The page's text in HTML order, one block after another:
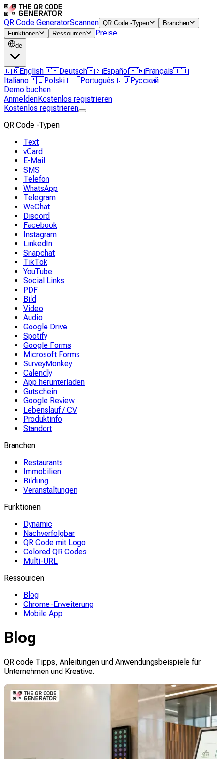
QR Code GeneratorScannen QR Code -Typen
Branchen
Funktionen
Ressourcen Preise
de
🇬🇧English🇩🇪Deutsch🇪🇸Español 🇫🇷Français🇮🇹
Italiano🇵🇱Polski🇵🇹Português🇷🇺Русский
Demo buchen
AnmeldenKostenlos registrieren
Kostenlos registrieren
QR Code -Typen
Text
vCard
E-Mail
SMS
Telefon
WhatsApp
Telegram
WeChat
Discord
Facebook
Instagram
LinkedIn
Snapchat
TikTok
YouTube
Social Links
PDF
Bild
Video
Audio
Google Drive
Spotify
Google Forms
Microsoft Forms
SurveyMonkey
Calendly
App herunterladen
Gutschein
Google Review
Lebenslauf / CV
Produktinfo
Standort
Branchen
Restaurants
Immobilien
Bildung
Veranstaltungen
Funktionen
Dynamic
Nachverfolgbar
QR Code mit Logo
Colored QR Codes
Multi-URL
Ressourcen
Blog
Chrome-Erweiterung
Mobile App
Blog
QR code Tipps, Anleitungen und Anwendungsbeispiele für
Unternehmen und Kreative.